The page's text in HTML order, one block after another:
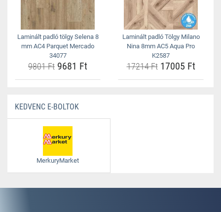
Laminált padló tölgy Selena 8
mm AC4 Parquet Mercado
34077
9801 Ft 9681 Ft
Laminált padló Tölgy Milano
Nina 8mm AC5 Aqua Pro
K2587
17214 Ft17005 Ft
KEDVENC E-BOLTOK
MerkuryMarket